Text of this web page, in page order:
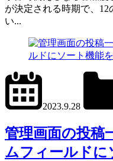
が決定される時期で、
い...
2023.9.28
管理画面の投稿
ムフィールドに